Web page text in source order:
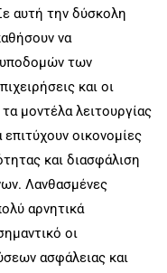
αυτή την δύσκολη
να
υποδομών των
και οι
μοντέλα λειτουργίας
οικονομίες
και διασφάλιση
Λανθασμένες
αρνητικά
οι
ασφάλειας και